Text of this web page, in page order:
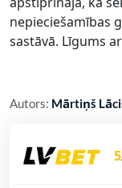
nepieciešamības
sastāvā. Līgums
Autors: Mārtiņš
5